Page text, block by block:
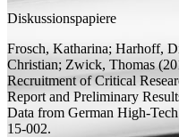
Diskussionspapiere
Frosch, Katharina; Harhoff,
Christian; Zwick, Thomas
Recruitment of Critical
Report and Preliminary
Data from German High-
15-002.